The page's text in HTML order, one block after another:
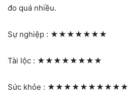
đo quá nhiều.
Sự nghiệp : ★★★★★★★
Tài lộc : ★★★★★★★★
Sức khỏe : ★★★★★★★★★★